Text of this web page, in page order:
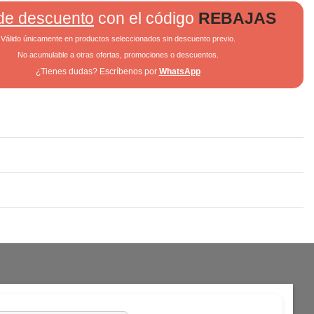
descuento con el código REBAJAS
Válido únicamente en productos seleccionados sin descuento previo.
No acumulable a otras ofertas, promociones o descuentos.
¿Tienes dudas? Escríbenos por WhatsApp